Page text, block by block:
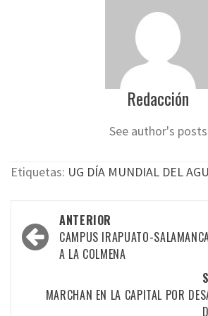
Redacción
See author's posts
Etiquetas: UG DÍA MUNDIAL DEL
Navegación
por
entradas
ANTERIOR
CAMPUS IRAPUATO-
A LA COLMENA
MARCHAN EN LA CAPITAL POR